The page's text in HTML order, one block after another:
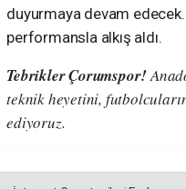
duyurmaya devam
performansla alkış aldı.
Tebrikler Çorumspor!
teknik heyetini,
ediyoruz.